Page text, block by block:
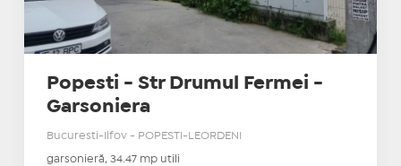
Popesti - Str Drumul Fermei -
Garsoniera
Bucuresti-Ilfov - POPESTI-LEORDENI
garsonieră, 34.47 mp utili